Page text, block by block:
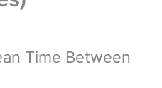
Time Between